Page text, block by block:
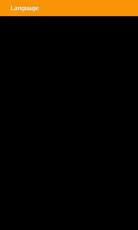
Language